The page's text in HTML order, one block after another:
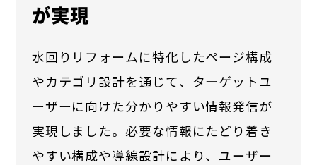
が実現
水回りリフォームに特化したページ構成
やカテゴリ設計を通じて、ターゲットユ
ーザーに向けた分かりやすい情報発信が
実現しました。必要な情報にたどり着き
やすい構成や導線設計により、ユーザー